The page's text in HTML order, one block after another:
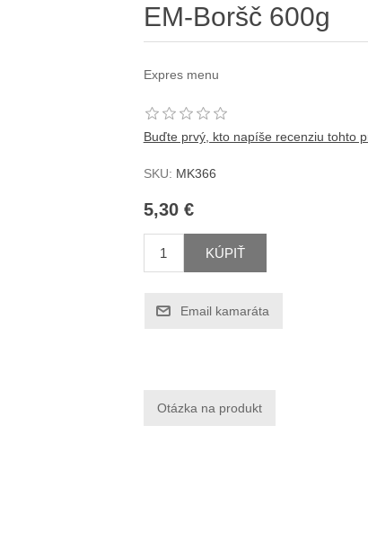
EM-Boršč 600g
Expres menu
Buďte prvý, kto napíše recenziu tohto
SKU: MK366
5,30 €
KÚPIŤ
Email kamaráta